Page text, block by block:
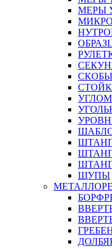
МЕРЫ
СКОБЫ
ЩУПЫ